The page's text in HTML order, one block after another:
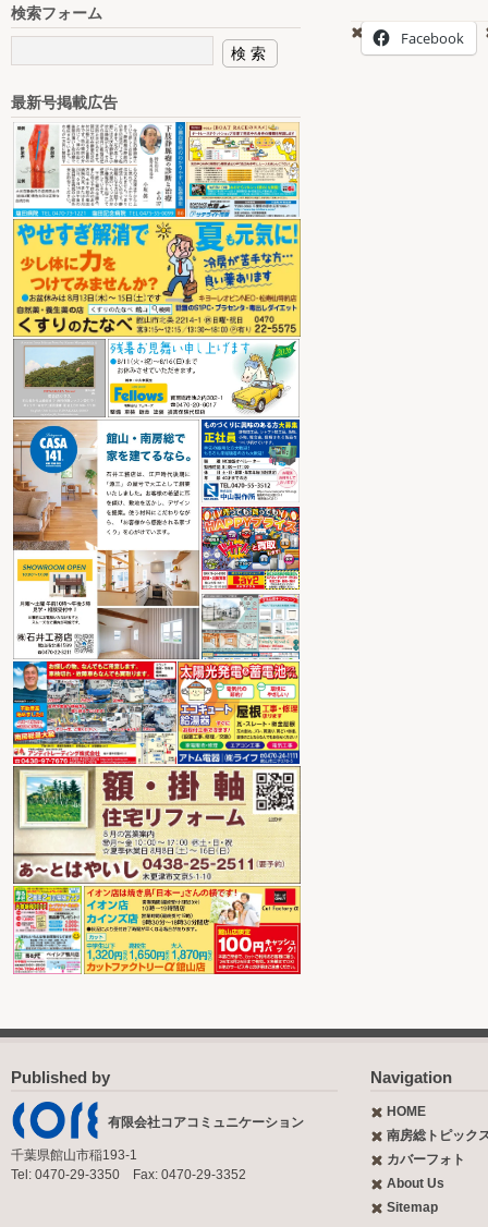
Facebook
検索フォーム
最新号掲載広告
Published by
有限会社コアコミュニケーション
千葉県館山市稲193-1
Tel: 0470-29-3350 Fax: 0470-29-3352
Navigation
HOME
南房総トピック
カバーフォト
About Us
Sitemap